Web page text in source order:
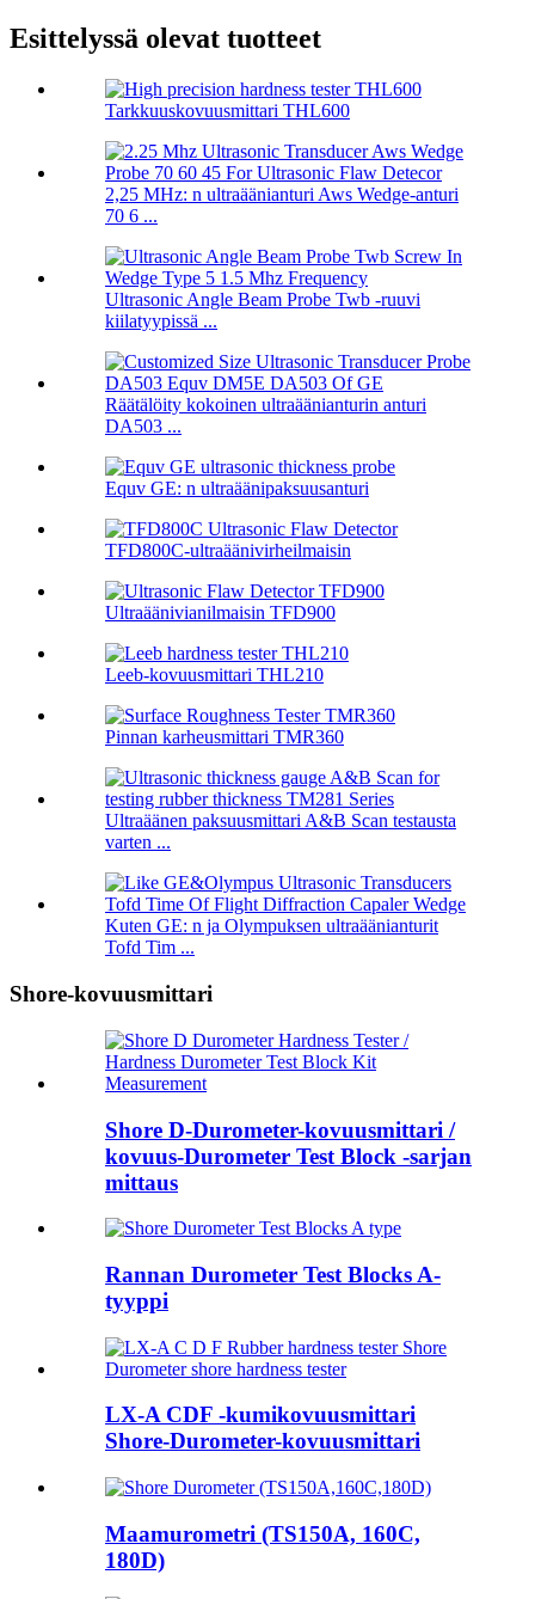
Esittelyssä olevat tuotteet
Tarkkuuskovuusmittari THL600
2,25 MHz: n ultraäänianturi Aws Wedge-anturi
70 6 ...
Ultrasonic Angle Beam Probe Twb -ruuvi
kiilatyypissä ...
Räätälöity kokoinen ultraäänianturin anturi
DA503 ...
Equv GE: n ultraäänipaksuusanturi
TFD800C-ultraäänivirheilmaisin
Ultraäänivianilmaisin TFD900
Leeb-kovuusmittari THL210
Pinnan karheusmittari TMR360
Ultraäänen paksuusmittari A&B Scan testausta
varten ...
Kuten GE: n ja Olympuksen ultraäänianturit
Tofd Tim ...
Shore-kovuusmittari
Shore D-Durometer-kovuusmittari /
kovuus-Durometer Test Block -sarjan
mittaus
Rannan Durometer Test Blocks A-
tyyppi
LX-A CDF -kumikovuusmittari
Shore-Durometer-kovuusmittari
Maamurometri (TS150A, 160C,
180D)